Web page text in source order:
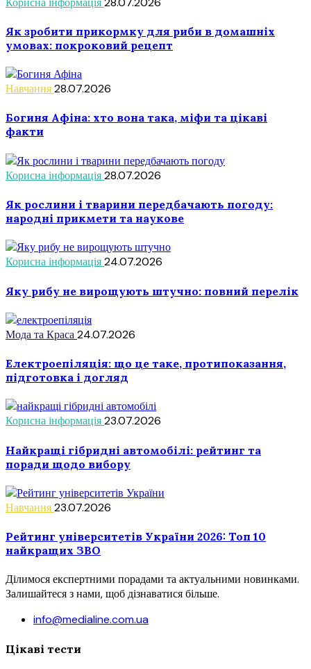
Як зробити прикормку для риби в домашніх
умовах: покроковий рецепт
Навчання28.07.2026
Богиня Афіна: хто вона така, міфи та цікаві
факти
Корисна інформація28.07.2026
Як рослини і тварини передбачають погоду:
народні прикмети та наукове
Корисна інформація24.07.2026
Яку рибу не вирощують штучно: повний перелік
Мода та Краса24.07.2026
Електроепіляція: що це таке, протипоказання,
підготовка і догляд
Корисна інформація23.07.2026
Найкращі гібридні автомобілі: рейтинг та
поради щодо вибору
Навчання23.07.2026
Рейтинг університетів України 2026: Топ 10
найкращих ЗВО
Ділимося експертними порадами та актуальними новинками.
Залишайтеся з нами, щоб дізнаватися більше.
info@medialine.com.ua
Цікаві тести